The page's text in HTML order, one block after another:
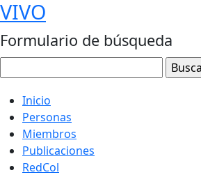
VIVO
Formulario de búsqueda
Inicio
Personas
Miembros
Publicaciones
RedCol